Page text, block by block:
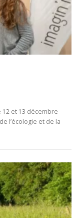
12 et 13 décembre
l’écologie et de la